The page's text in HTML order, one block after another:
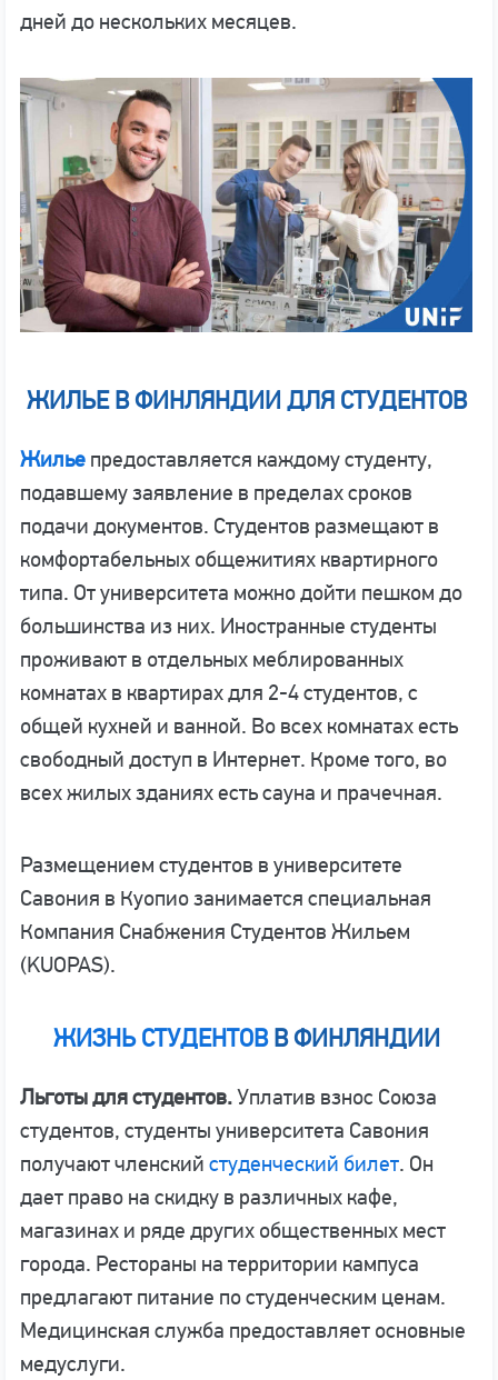
дней до нескольких месяцев.
ЖИЛЬЕ В ФИНЛЯНДИИ ДЛЯ СТУДЕНТОВ
Жилье предоставляется каждому студенту,
подавшему заявление в пределах сроков
подачи документов. Студентов размещают в
комфортабельных общежитиях квартирного
типа. От университета можно дойти пешком до
большинства из них. Иностранные студенты
проживают в отдельных меблированных
комнатах в квартирах для 2-4 студентов, с
общей кухней и ванной. Во всех комнатах есть
свободный доступ в Интернет. Кроме того, во
всех жилых зданиях есть сауна и прачечная.
Размещением студентов в университете
Савония в Куопио занимается специальная
Компания Снабжения Студентов Жильем
(KUOPAS).
ЖИЗНЬ СТУДЕНТОВВ ФИНЛЯНДИИ
Льготы для студентов.Уплатив взнос Союза
студентов, студенты университета Савония
получают членский студенческий билет. Он
дает право на скидку в различных кафе,
магазинах и ряде других общественных мест
города. Рестораны на территории кампуса
предлагают питание по студенческим ценам.
Медицинская служба предоставляет основные
медуслуги.